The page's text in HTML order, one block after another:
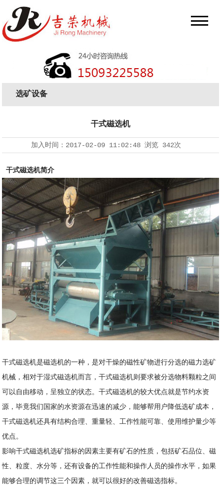
选矿设备
干式磁选机
加入时间： 2017-02-09 11:02:48浏览 342次
干式磁选机简介
干式磁选机是磁选机的一种，是对干燥的磁性矿物进行分选的磁力选矿
机械，相对于湿式磁选机而言，干式磁选机则要求被分选物料颗粒之间
可以自由移动，呈独立的状态。干式磁选机的较大优点就是节约水资
源，毕竟我们国家的水资源在迅速的减少，能够帮用户降低选矿成本，
干式磁选机还具有结构合理、重量轻、工作性能可靠、使用维护量少等
优点。
影响干式磁选机选矿指标的因素主要有矿石的性质，包括矿石品位、磁
性、粒度、水分等，还有设备的工作性能和操作人员的操作水平，如果
能够合理的调节这三个因素，就可以很好的改善磁选指标。